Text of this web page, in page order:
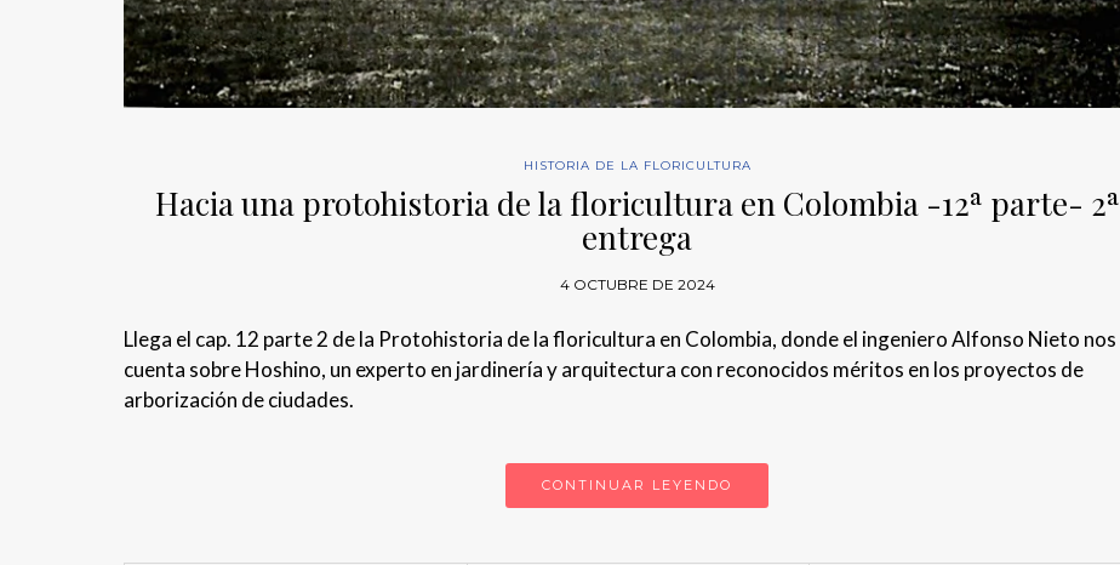
HISTORIA DE LA FLORICULTURA
Hacia una protohistoria de la floricultura en Colombia -12ª parte- 2ª
entrega
4 OCTUBRE DE 2024
Llega el cap. 12 parte 2 de la Protohistoria de la floricultura en Colombia, donde el ingeniero Alfonso Nieto nos
cuenta sobre Hoshino, un experto en jardinería y arquitectura con reconocidos méritos en los proyectos de
arborización de ciudades.
CONTINUAR LEYENDO